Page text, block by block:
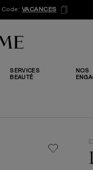
Code: VACANCES
SERVICES
BEAUTÉ
NOS